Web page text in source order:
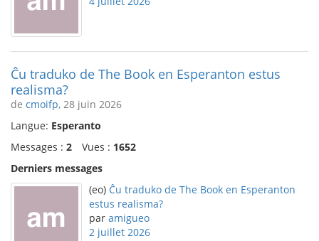
Ĉu traduko de The Book en Esperanton estus
realisma?
de cmoifp, 28 juin 2026
Langue: Esperanto
Messages : 2 Vues : 1652
Derniers messages
(eo) Ĉu traduko de The Book en Esperanton
estus realisma?
par amigueo
2 juillet 2026